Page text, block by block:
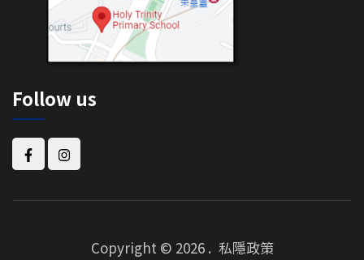
Follow us
Copyright © 2026 . 私隱政策